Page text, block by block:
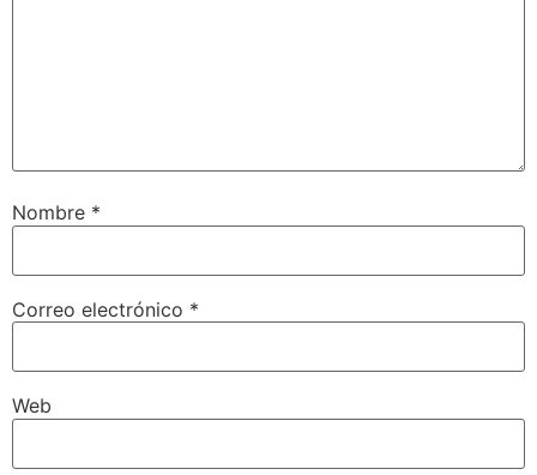
Nombre *
Correo electrónico *
Web